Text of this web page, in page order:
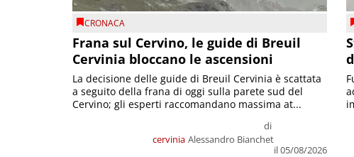
CRONACA
Frana sul Cervino, le guide di Breuil
Cervinia bloccano le ascensioni
cervinia
di
Alessandro Bianchet
il 05/08/2026
La decisione delle guide di Breuil Cervinia è scattata
a seguito della frana di oggi sulla parete sud del
Cervino; gli esperti raccomandano massima at...